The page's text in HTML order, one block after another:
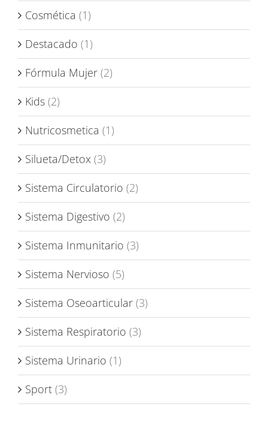
Cosmética (1)
Destacado (1)
Fórmula Mujer (2)
Kids (2)
Nutricosmetica (1)
Silueta/Detox (3)
Sistema Circulatorio (2)
Sistema Digestivo (2)
Sistema Inmunitario (3)
Sistema Nervioso (5)
Sistema Oseoarticular (3)
Sistema Respiratorio (3)
Sistema Urinario (1)
Sport (3)